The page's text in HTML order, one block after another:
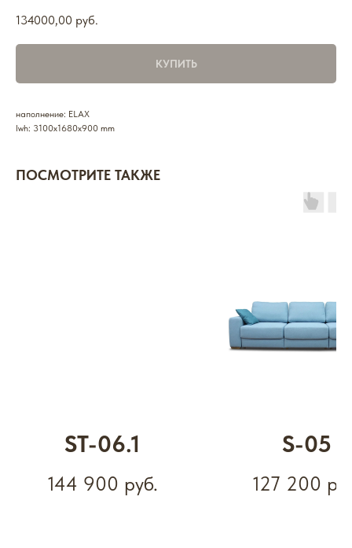
134000,00 руб.
КУПИТЬ
наполнение: ELAX
lwh: 3100x1680x900 mm
ПОСМОТРИТЕ ТАКЖЕ
ST-06.1
144 900 руб.
S-05
127 200